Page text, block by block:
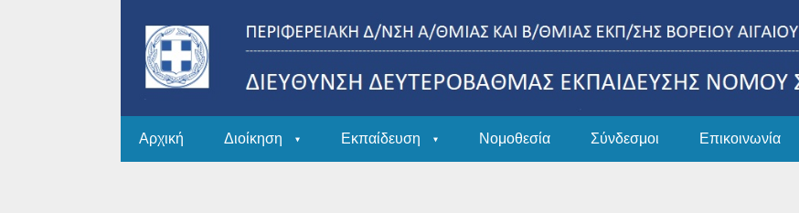
Αρχική Διοίκηση Εκπαίδευση Νομοθεσία Σύνδεσμοι Επικοινωνία